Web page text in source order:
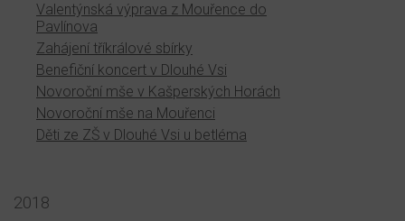
Valentýnská výprava z Mouřence do
Pavlínova
Zahájení tříkrálové sbírky
Benefiční koncert v Dlouhé Vsi
Novoroční mše v Kašperských Horách
Novoroční mše na Mouřenci
Děti ze ZŠ v Dlouhé Vsi u betléma
2018